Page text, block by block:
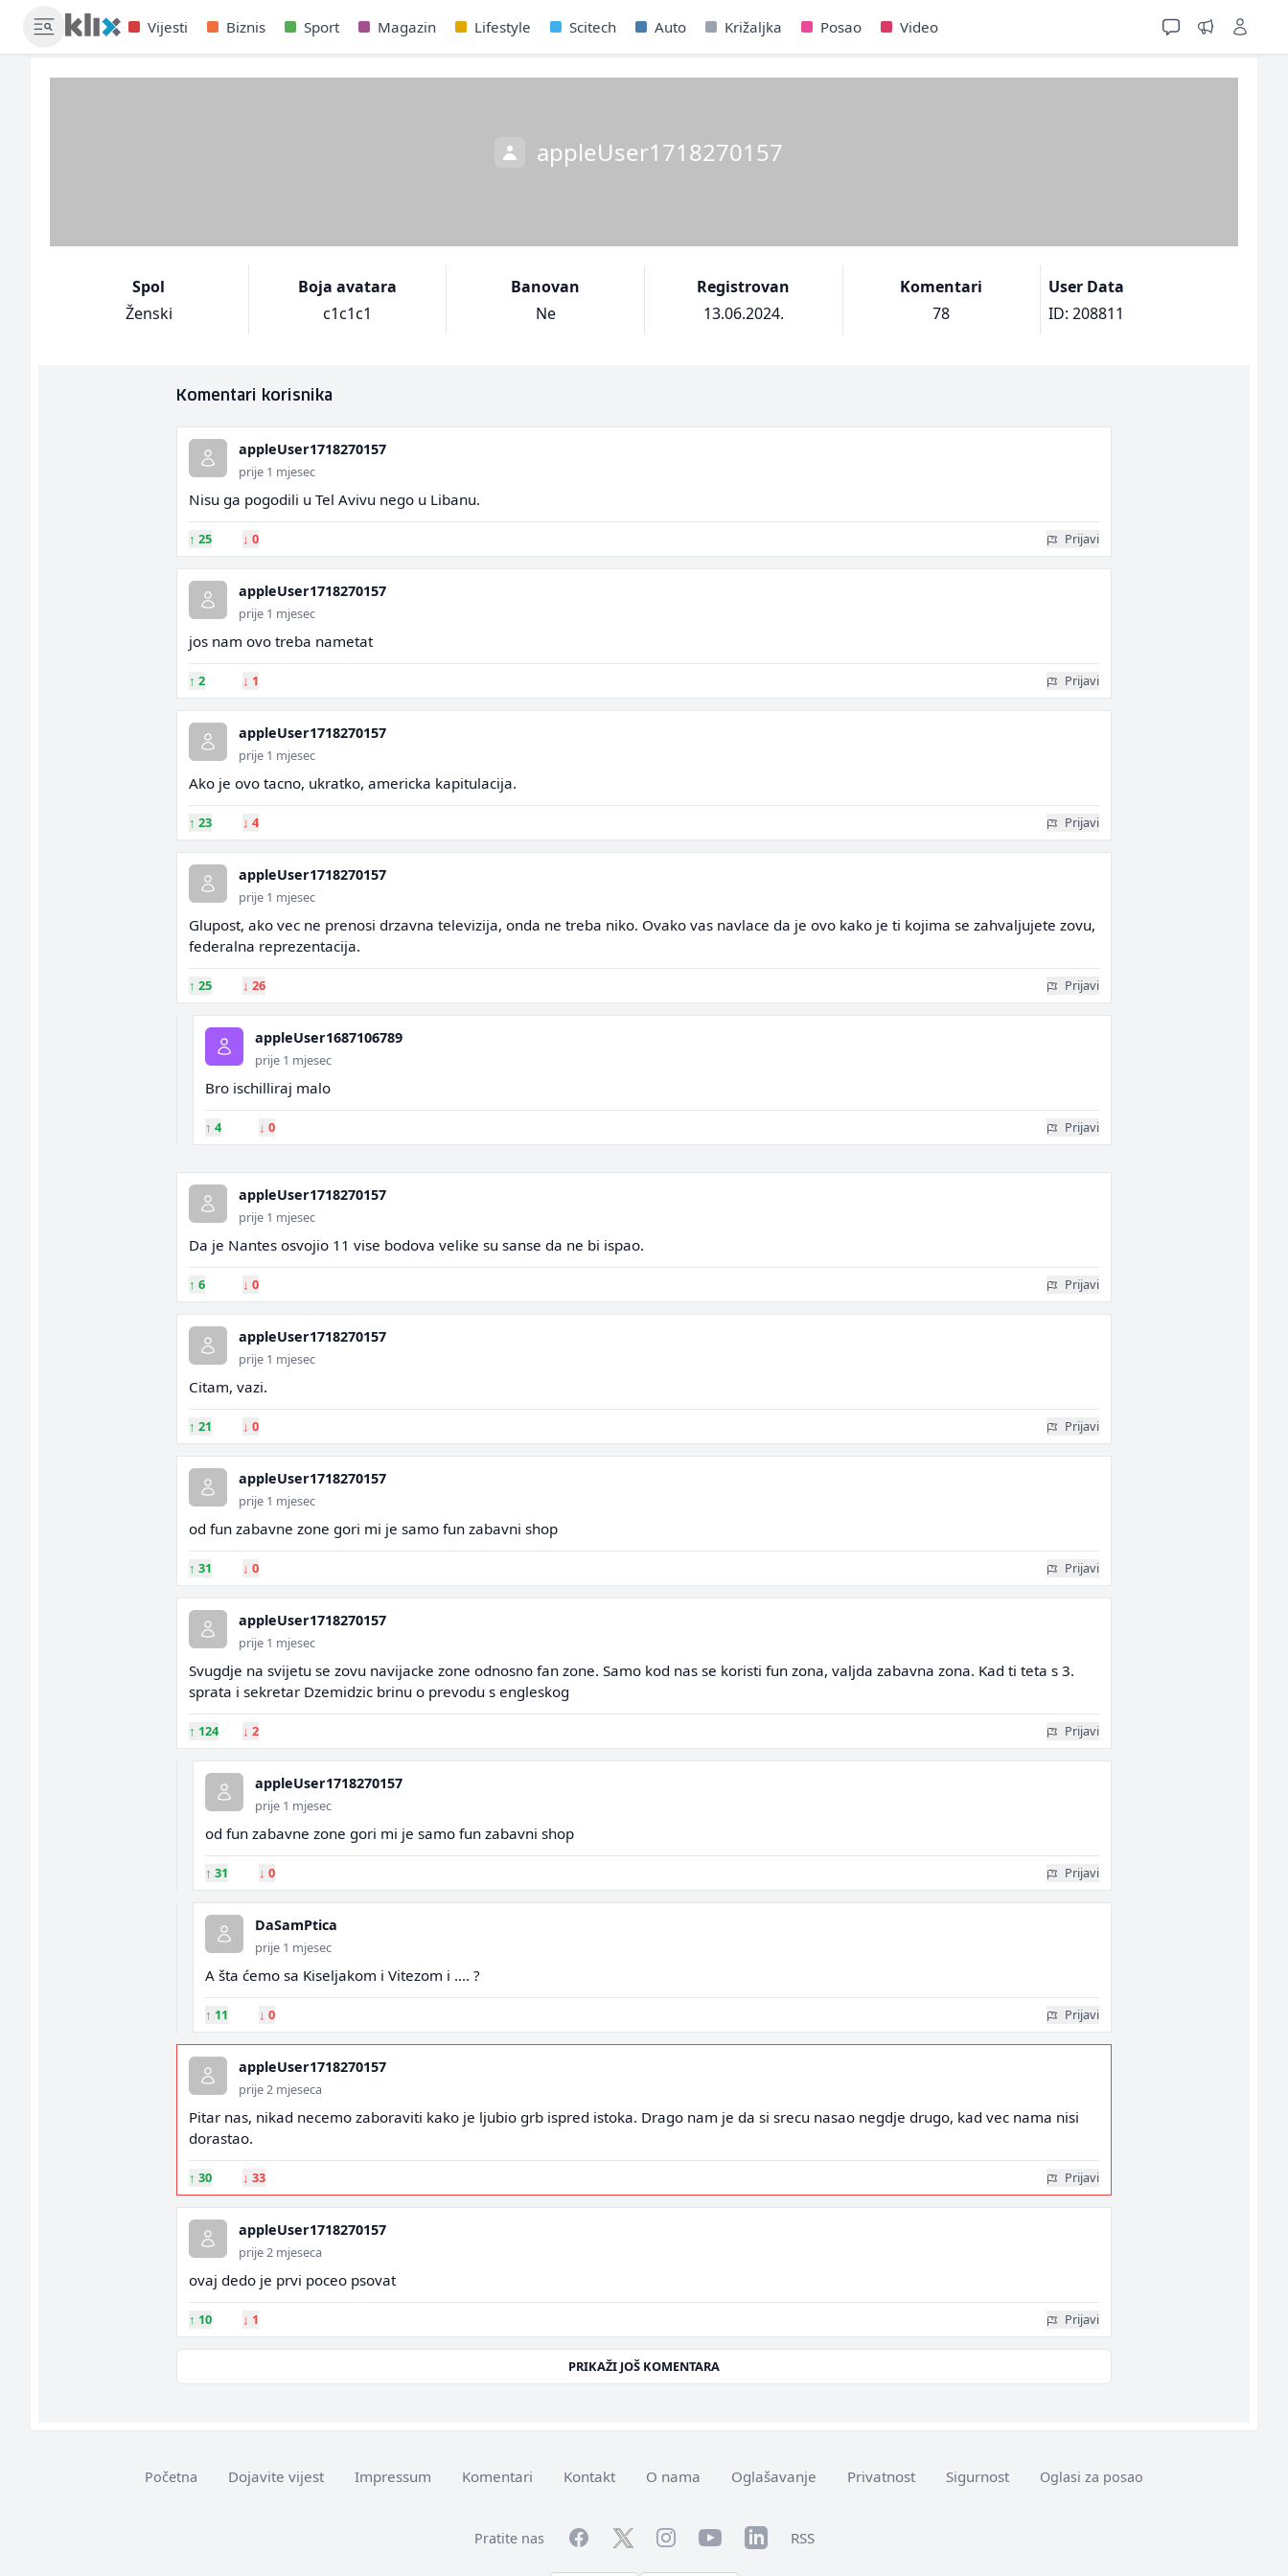
Vijesti Biznis Sport Magazin Lifestyle Scitech Auto Križaljka Posao Video
appleUser1718270157
Spol
Ženski
Boja avatara
c1c1c1
Banovan
Ne
Registrovan
13.06.2024.
Komentari
78
User Data
ID: 208811
Komentari korisnika
appleUser1718270157
prije 1 mjesec
Nisu ga pogodili u Tel Avivu nego u Libanu.
↑ 25 ↓ 0 Prijavi
appleUser1718270157
prije 1 mjesec
jos nam ovo treba nametat
↑ 2 ↓ 1 Prijavi
appleUser1718270157
prije 1 mjesec
Ako je ovo tacno, ukratko, americka kapitulacija.
↑ 23 ↓ 4 Prijavi
appleUser1718270157
prije 1 mjesec
Glupost, ako vec ne prenosi drzavna televizija, onda ne treba niko. Ovako vas navlace da je ovo kako je ti kojima se zahvaljujete zovu,
federalna reprezentacija.
↑ 25 ↓ 26 Prijavi
appleUser1687106789
prije 1 mjesec
Bro ischilliraj malo
↑ 4 ↓ 0 Prijavi
appleUser1718270157
prije 1 mjesec
Da je Nantes osvojio 11 vise bodova velike su sanse da ne bi ispao.
↑ 6 ↓ 0 Prijavi
appleUser1718270157
prije 1 mjesec
Citam, vazi.
↑ 21 ↓ 0 Prijavi
appleUser1718270157
prije 1 mjesec
od fun zabavne zone gori mi je samo fun zabavni shop
↑ 31 ↓ 0 Prijavi
appleUser1718270157
prije 1 mjesec
Svugdje na svijetu se zovu navijacke zone odnosno fan zone. Samo kod nas se koristi fun zona, valjda zabavna zona. Kad ti teta s 3.
sprata i sekretar Dzemidzic brinu o prevodu s engleskog
↑ 124 ↓ 2 Prijavi
appleUser1718270157
prije 1 mjesec
od fun zabavne zone gori mi je samo fun zabavni shop
↑ 31 ↓ 0 Prijavi
DaSamPtica
prije 1 mjesec
A šta ćemo sa Kiseljakom i Vitezom i .... ?
↑ 11 ↓ 0 Prijavi
appleUser1718270157
prije 2 mjeseca
Pitar nas, nikad necemo zaboraviti kako je ljubio grb ispred istoka. Drago nam je da si srecu nasao negdje drugo, kad vec nama nisi
dorastao.
↑ 30 ↓ 33 Prijavi
appleUser1718270157
prije 2 mjeseca
ovaj dedo je prvi poceo psovat
↑ 10 ↓ 1 Prijavi
PRIKAŽI JOŠ KOMENTARA
Početna Dojavite vijest Impressum Komentari Kontakt O nama Oglašavanje Privatnost Sigurnost Oglasi za posao
Pratite nas FacebookTwitterInstagramYouTubeLinkedInRSS